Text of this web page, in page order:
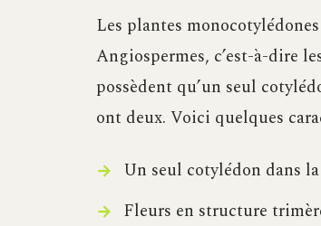
Les plantes
Angiospermes, c’est-à-dire
possèdent qu’un seul
ont deux. Voici quelques
Un seul cotylédon dans
Fleurs en structure